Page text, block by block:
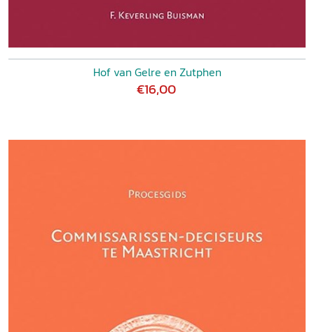
Hof van Gelre en Zutphen
€16,00